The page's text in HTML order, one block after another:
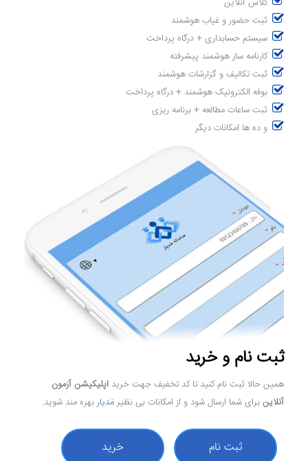
ثبت حضور و غیاب هوشمند
سیستم حسابداری + درگاه پرداخت
کارنامه ساز هوشمند پیشرفته
ثبت تکالیف و گزارشات هوشمند
بوفه الکترونیک هوشمند + درگاه پرداخت
ثبت ساعات مطالعه + برنامه ریزی
و ده ها امکانات دیگر
ثبت نام و خرید
همین حالا ثبت نام کنید تا کد تخفیف جهت خرید اپلیکیشن آزمون
آنلاین برای شما ارسال شود و از امکانات بی نظیر مَدیار بهره مند شوید.
ثبت نام خرید